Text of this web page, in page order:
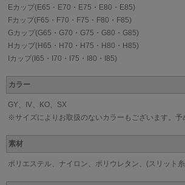
Eカップ(E65・E70・E75・E80・E85)
Fカップ(F65・F70・F75・F80・F85)
Gカップ(G65・G70・G75・G80・G85)
Hカップ(H65・H70・H75・H80・H85)
Iカップ(I65・I70・I75・I80・I85)
カラー
GY、IV、KO、SX
※サイズによりお取扱のないカラーもございます。予
素材
ポリエステル、ナイロン、ポリウレタン、(スリット糸